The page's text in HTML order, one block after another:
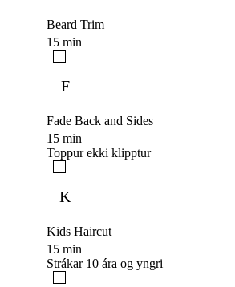
Beard Trim
15 min
F
Fade Back and Sides
15 min
Toppur ekki klipptur
K
Kids Haircut
15 min
Strákar 10 ára og yngri